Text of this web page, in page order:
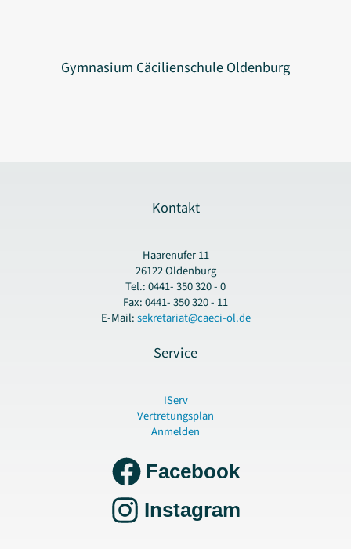
Gymnasium Cäcilienschule Oldenburg
Kontakt
Haarenufer 11
26122 Oldenburg
Tel.: 0441- 350 320 - 0
Fax: 0441- 350 320 - 11
E-Mail:sekretariat@caeci-ol.de
Service
IServ
Vertretungsplan
Anmelden
Facebook
Instagram